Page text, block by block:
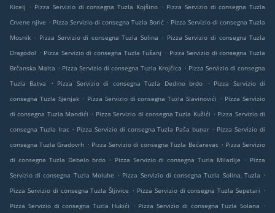
Kicelj
. Pizza Servizio di consegna Tuzla Kojšino . Pizza Servizio di consegna Tuzla
Crvene njive . Pizza Servizio di consegna Tuzla Borić . Pizza Servizio di consegna Tuzla
Mosnik . Pizza Servizio di consegna Tuzla Solina . Pizza Servizio di consegna Tuzla
Dragodol . Pizza Servizio di consegna Tuzla Tušanj . Pizza Servizio di consegna Tuzla
Brčanska Malta . Pizza Servizio di consegna Tuzla Krojčica . Pizza Servizio di consegna
Tuzla Batva
. Pizza Servizio di consegna Tuzla Dedino brdo . Pizza Servizio di
consegna Tuzla Sjenjak . Pizza Servizio di consegna Tuzla Slavinovići . Pizza Servizio
di consegna Tuzla Mandići . Pizza Servizio di consegna Tuzla Kužići . Pizza Servizio di
consegna Tuzla Irac . Pizza Servizio di consegna Tuzla Paša bunar . Pizza Servizio di
consegna Tuzla Gradovrh . Pizza Servizio di consegna Tuzla Bećarevac . Pizza Servizio
di consegna Tuzla Debelo brdo . Pizza Servizio di consegna Tuzla Miladije . Pizza
Servizio di consegna Tuzla Moluhe . Pizza Servizio di consegna Tuzla Solina, Tuzla .
Pizza Servizio di consegna Tuzla Šljivice . Pizza Servizio di consegna Tuzla Sepetari .
Pizza Servizio di consegna Tuzla Hukići
. Pizza Servizio di consegna Tuzla Solana
.